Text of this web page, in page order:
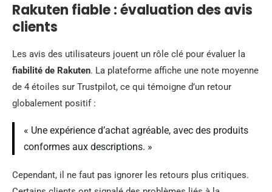
Rakuten fiable : évaluation des avis
clients
Les avis des utilisateurs jouent un rôle clé pour évaluer la
fiabilité de Rakuten. La plateforme affiche une note moyenne
de 4 étoiles sur Trustpilot, ce qui témoigne d’un retour
globalement positif :
« Une expérience d’achat agréable, avec des produits
conformes aux descriptions. »
Cependant, il ne faut pas ignorer les retours plus critiques.